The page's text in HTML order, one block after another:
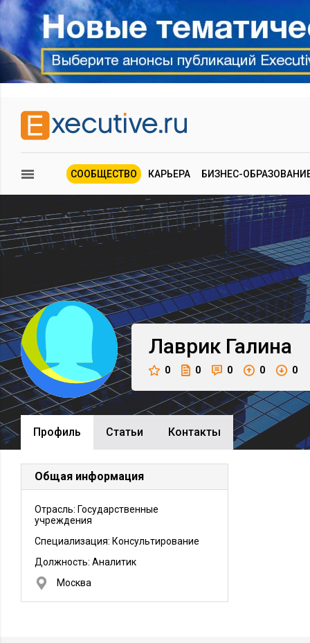
СООБЩЕСТВО КАРЬЕРА БИЗНЕС-
Лаврик Галина
0 0 0 0 0
Профиль Cтатьи Контакты
Общая информация
Отрасль: Государственные
учреждения
Специализация: Консультирование
Должность: Аналитик
Москва